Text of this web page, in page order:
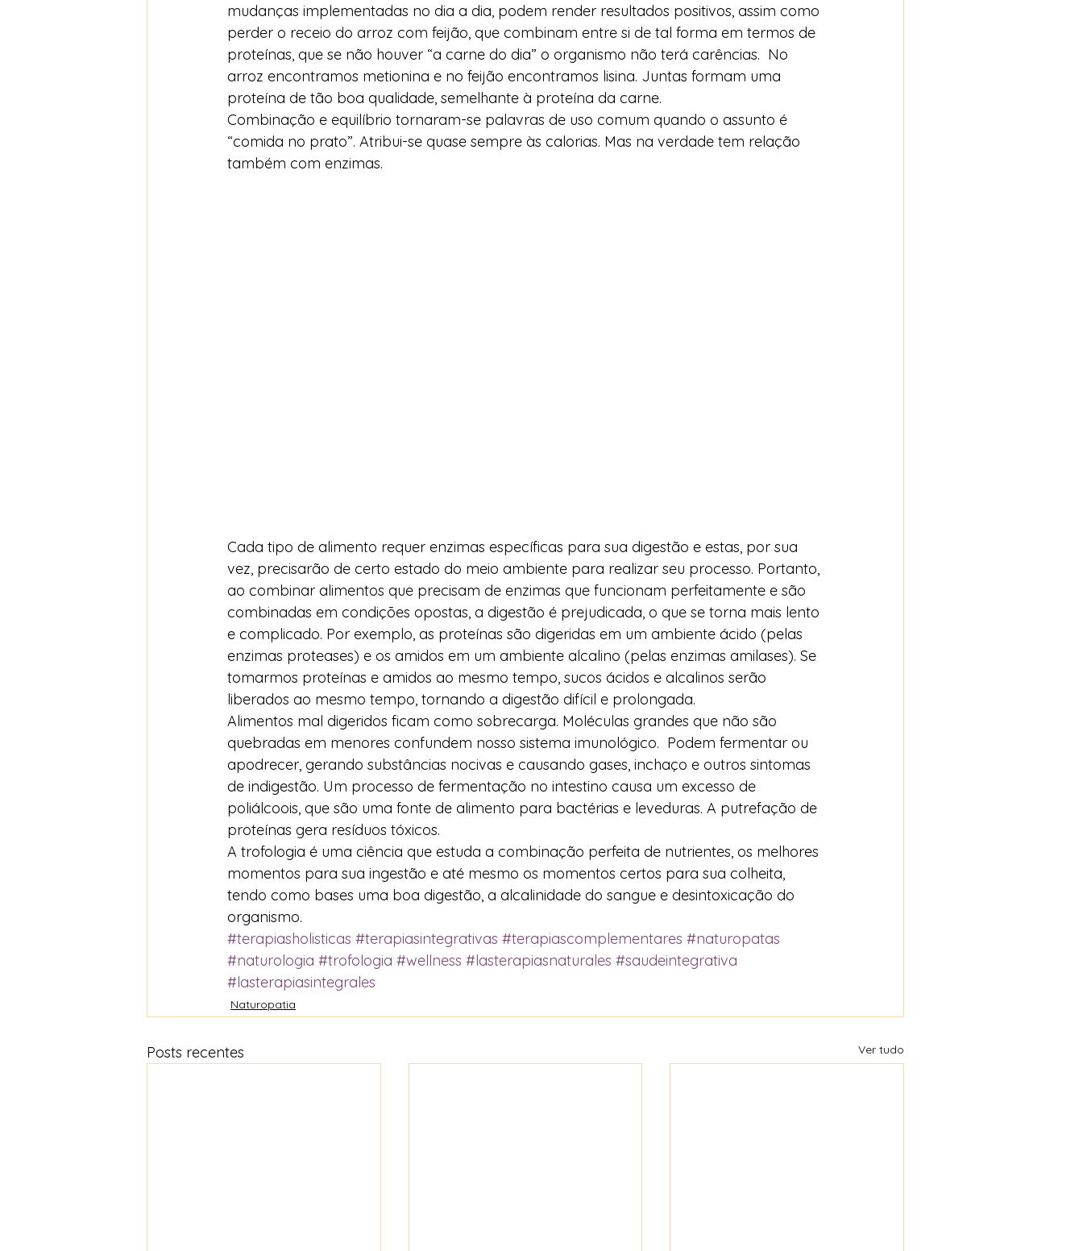
mudanças implementadas no dia a dia, podem render resultados positivos, assim como
perder o receio do arroz com feijão, que combinam entre si de tal forma em termos de
proteínas, que se não houver “a carne do dia” o organismo não terá carências.  No
arroz encontramos metionina e no feijão encontramos lisina. Juntas formam uma
proteína de tão boa qualidade, semelhante à proteína da carne.
Combinação e equilíbrio tornaram-se palavras de uso comum quando o assunto é
“comida no prato”. Atribui-se quase sempre às calorias. Mas na verdade tem relação
também com enzimas.
Cada tipo de alimento requer enzimas específicas para sua digestão e estas, por sua
vez, precisarão de certo estado do meio ambiente para realizar seu processo. Portanto,
ao combinar alimentos que precisam de enzimas que funcionam perfeitamente e são
combinadas em condições opostas, a digestão é prejudicada, o que se torna mais lento
e complicado. Por exemplo, as proteínas são digeridas em um ambiente ácido (pelas
enzimas proteases) e os amidos em um ambiente alcalino (pelas enzimas amilases). Se
tomarmos proteínas e amidos ao mesmo tempo, sucos ácidos e alcalinos serão
liberados ao mesmo tempo, tornando a digestão difícil e prolongada.
Alimentos mal digeridos ficam como sobrecarga. Moléculas grandes que não são
quebradas em menores confundem nosso sistema imunológico.  Podem fermentar ou
apodrecer, gerando substâncias nocivas e causando gases, inchaço e outros sintomas
de indigestão. Um processo de fermentação no intestino causa um excesso de
poliálcoois, que são uma fonte de alimento para bactérias e leveduras. A putrefação de
proteínas gera resíduos tóxicos.
A trofologia é uma ciência que estuda a combinação perfeita de nutrientes, os melhores
momentos para sua ingestão e até mesmo os momentos certos para sua colheita,
tendo como bases uma boa digestão, a alcalinidade do sangue e desintoxicação do
organismo.
#terapiasholisticas #terapiasintegrativas #terapiascomplementares #naturopatas
#naturologia #trofologia #wellness #lasterapiasnaturales #saudeintegrativa
#lasterapiasintegrales
Naturopatia
Posts recentes Ver tudo